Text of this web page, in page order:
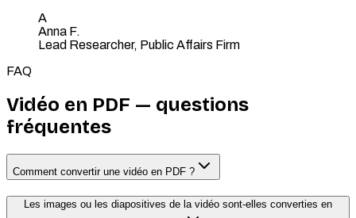
A
Anna F.
Lead Researcher, Public Affairs Firm
FAQ
Vidéo en PDF — questions
fréquentes
Comment convertir une vidéo en PDF ?
Les images ou les diapositives de la vidéo sont-elles converties en